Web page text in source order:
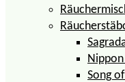
Song